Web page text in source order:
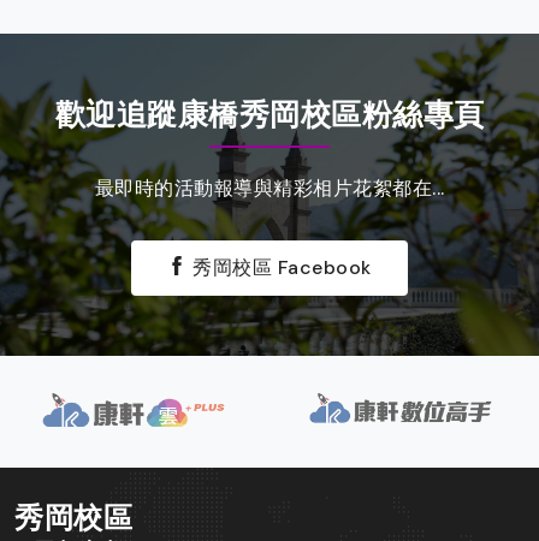
歡迎追蹤康橋秀岡校區粉絲專頁
最即時的活動報導與精彩相片花絮都在...
秀岡校區 Facebook
秀岡校區